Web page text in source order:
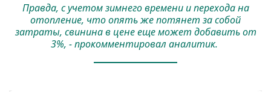
Правда, с учетом зимнего времени и перехода на
отопление, что опять же потянет за собой
затраты, свинина в цене еще может добавить от
3%, - прокомментировал аналитик.